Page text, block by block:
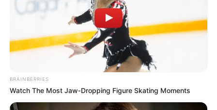
MANTÉNGASE EN ALERTA
Tenemos todas las noticias que le
interesan. Para estar bien informado, por
favor, active las notificaciones de Alerta.
ACTIVAR AHORA
BRAINBERRIES
Watch The Most Jaw‑Dropping Figure Skating Moments